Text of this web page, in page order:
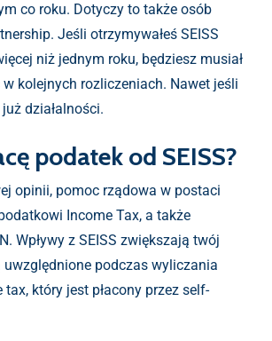
co roku. Dotyczy to także osób
Jeśli otrzymywałeś SEISS
niż jednym roku, będziesz musiał
kolejnych rozliczeniach. Nawet jeśli
działalności.
podatek od SEISS?
opinii, pomoc rządowa w postaci
Income Tax, a także
Wpływy z SEISS zwiększają twój
uwzględnione podczas wyliczania
który jest płacony przez self-